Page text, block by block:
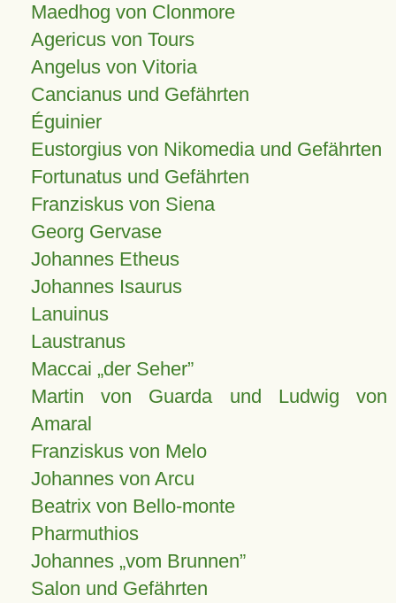
Maedhog von Clonmore
Agericus von Tours
Angelus von Vitoria
Cancianus und Gefährten
Éguinier
Eustorgius von Nikomedia und Gefährten
Fortunatus und Gefährten
Franziskus von Siena
Georg Gervase
Johannes Etheus
Johannes Isaurus
Lanuinus
Laustranus
Maccai „der Seher”
Martin von Guarda und Ludwig von
Amaral
Franziskus von Melo
Johannes von Arcu
Beatrix von Bello-monte
Pharmuthios
Johannes vom Brunnen
Salon und Gefährten